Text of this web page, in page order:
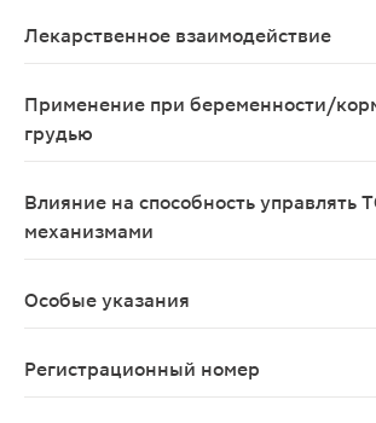
Лекарственное взаимодействие
Применение при беременности/
грудью
Влияние на способность управлять
механизмами
Особые указания
Регистрационный номер